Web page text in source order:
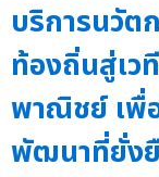
บริการนวัต
ท้องถิ่นสู่เว
พาณิชย์ เพื่
พัฒนาที่ยั่ง